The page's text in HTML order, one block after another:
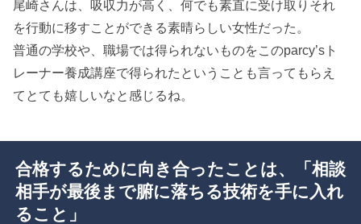
尾崎さんは、吸収力が高く、何でも素直に受け取りそれ
を行動に移すことができる素晴らしい女性だった。
普通の学校や、職場では得られないものをこのparcy’sト
レーナー養成講座で得られたということも言ってもらえ
てとても嬉しいなと感じるね。
合格するために向き合ったことは、「相談
相手が最後まで腑に落ちる技術を手に入れ
ること」